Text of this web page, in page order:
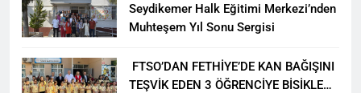
Seydikemer Halk Eğitimi Merkezi’nden
Muhteşem Yıl Sonu Sergisi
FTSO’DAN FETHİYE’DE KAN BAĞIŞINI
TEŞVİK EDEN 3 ÖĞRENCİYE BİSİKLET